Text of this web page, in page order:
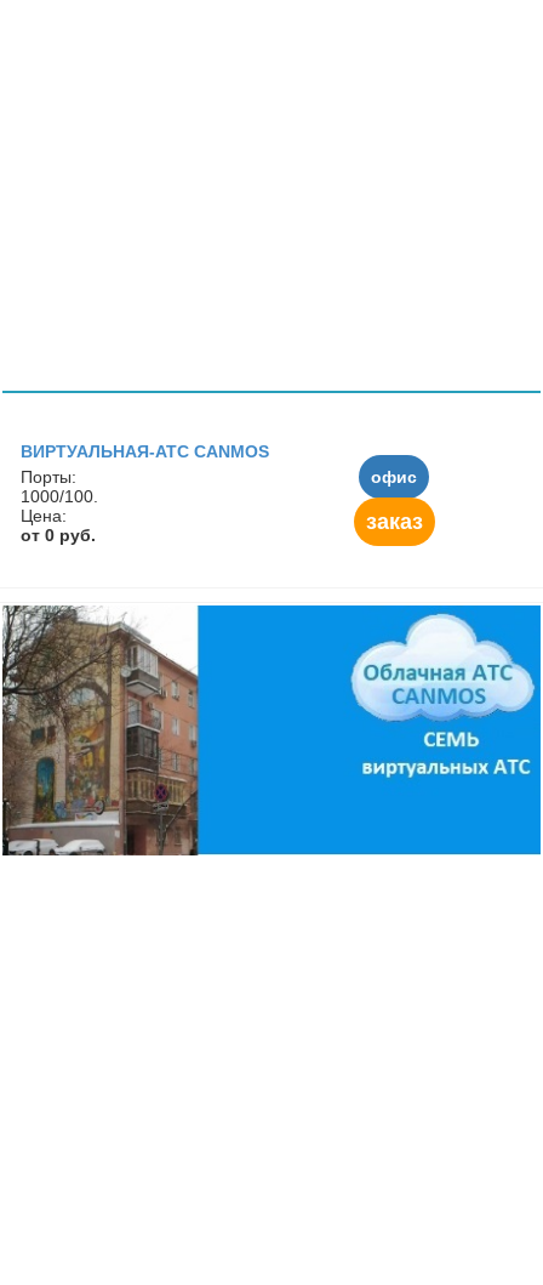
ВИРТУАЛЬНАЯ-АТС CANMOS
Порты:
1000/100.
Цена:
от 0 руб.
офис
заказ